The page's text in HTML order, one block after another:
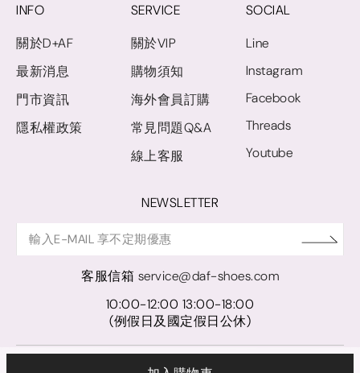
INFO
關於D+AF
最新消息
門市資訊
隱私權政策
SERVICE
關於VIP
購物須知
海外會員訂購
常見問題Q&A
線上客服
SOCIAL
Line
Instagram
Facebook
Threads
Youtube
NEWSLETTER
客服信箱 service@daf-shoes.com
10:00-12:00 13:00-18:00
(例假日及國定假日公休)
© D+AF. 2024 晨希時尚股份有限公司｜統一編號 27921248